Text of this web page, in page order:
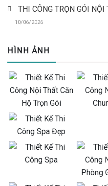
THI CÔNG TRỌN GÓI
10/06/2026
HÌNH ẢNH